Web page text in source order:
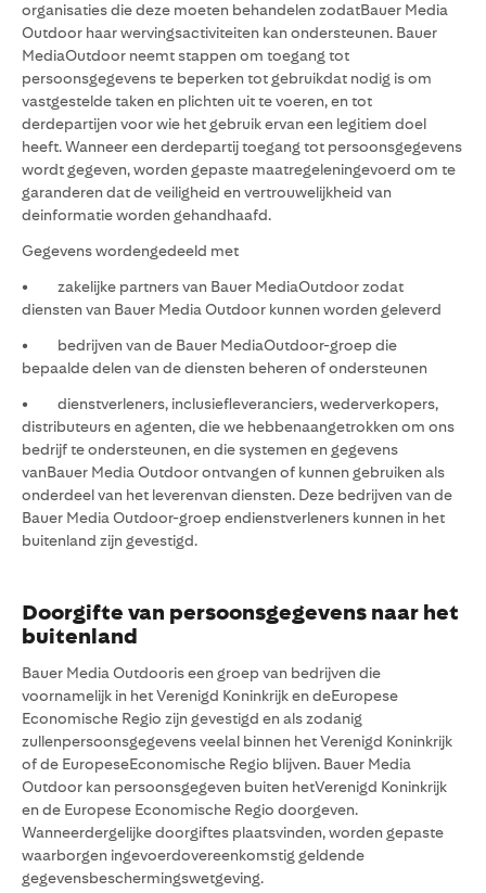
organisaties die deze moeten behandelen zodatBauer Media
Outdoor haar wervingsactiviteiten kan ondersteunen. Bauer
MediaOutdoor neemt stappen om toegang tot
persoonsgegevens te beperken tot gebruikdat nodig is om
vastgestelde taken en plichten uit te voeren, en tot
derdepartijen voor wie het gebruik ervan een legitiem doel
heeft. Wanneer een derdepartij toegang tot persoonsgegevens
wordt gegeven, worden gepaste maatregeleningevoerd om te
garanderen dat de veiligheid en vertrouwelijkheid van
deinformatie worden gehandhaafd.
Gegevens wordengedeeld met
• zakelijke partners van Bauer MediaOutdoor zodat
diensten van Bauer Media Outdoor kunnen worden geleverd
• bedrijven van de Bauer MediaOutdoor-groep die
bepaalde delen van de diensten beheren of ondersteunen
• dienstverleners, inclusiefleveranciers, wederverkopers,
distributeurs en agenten, die we hebbenaangetrokken om ons
bedrijf te ondersteunen, en die systemen en gegevens
vanBauer Media Outdoor ontvangen of kunnen gebruiken als
onderdeel van het leverenvan diensten. Deze bedrijven van de
Bauer Media Outdoor-groep endienstverleners kunnen in het
buitenland zijn gevestigd.
Doorgifte van persoonsgegevens naar het
buitenland
Bauer Media Outdooris een groep van bedrijven die
voornamelijk in het Verenigd Koninkrijk en deEuropese
Economische Regio zijn gevestigd en als zodanig
zullenpersoonsgegevens veelal binnen het Verenigd Koninkrijk
of de EuropeseEconomische Regio blijven. Bauer Media
Outdoor kan persoonsgegeven buiten hetVerenigd Koninkrijk
en de Europese Economische Regio doorgeven.
Wanneerdergelijke doorgiftes plaatsvinden, worden gepaste
waarborgen ingevoerdovereenkomstig geldende
gegevensbeschermingswetgeving.